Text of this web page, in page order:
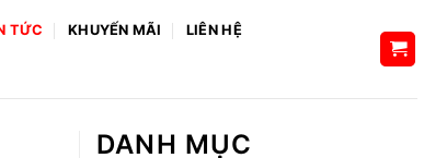
TỨC KHUYẾN MÃI
LIÊN HỆ
DANH MỤC